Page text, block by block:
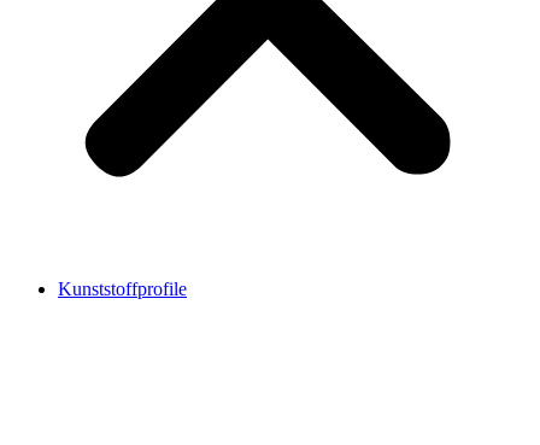
Kunststoffprofile